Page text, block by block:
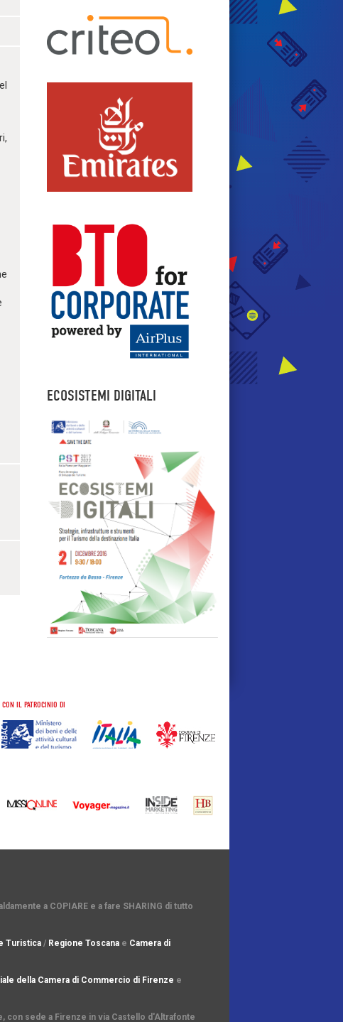
ECOSISTEMI DIGITALI
CON IL PATROCINIO DI
a COPIARE e a fare SHARING di tutto
Turistica/ Regione Toscanae Camera di
della Camera di Commercio di Firenze e
con sede a Firenze in via Castello d'Altrafonte